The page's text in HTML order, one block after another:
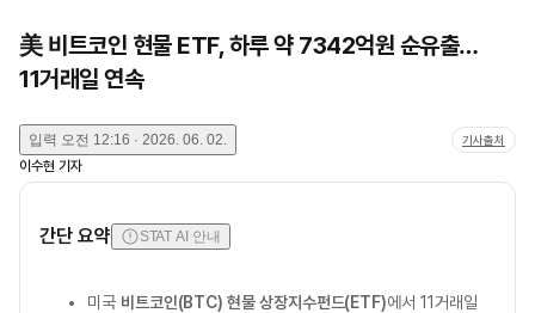
美 비트코인 현물 ETF, 하루 약 7342억원 순유출…
11거래일 연속
입력 오전 12:16 · 2026. 06. 02. 기사출처
이수현 기자
간단 요약 STAT AI 안내
미국 비트코인(BTC) 현물 상장지수펀드(ETF)에서 11거래일